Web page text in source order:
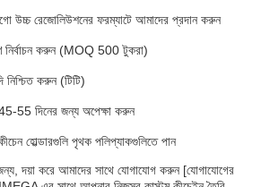
উচ্চ রেজোলিউশনের ফরম্যাটে আমাদের প্রদান করুন
নির্বাচন করুন (MOQ 500 টুকরা)
নিশ্চিত করুন (টিটি)
55 দিনের জন্য অপেক্ষা করুন
হোল্ডারগুলি পৃথক পলিপ্যাকগুলিতে পান
দয়া করে আমাদের সাথে যোগাযোগ করুন [যোগাযোগের